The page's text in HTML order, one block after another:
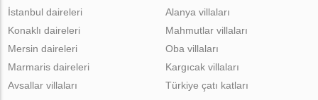
İstanbul daireleri
Konaklı daireleri
Mersin daireleri
Marmaris daireleri
Alanya villaları
Mahmutlar villaları
Oba villaları
Kargıcak villaları
Avsallar villaları
Türkiye çatı katları